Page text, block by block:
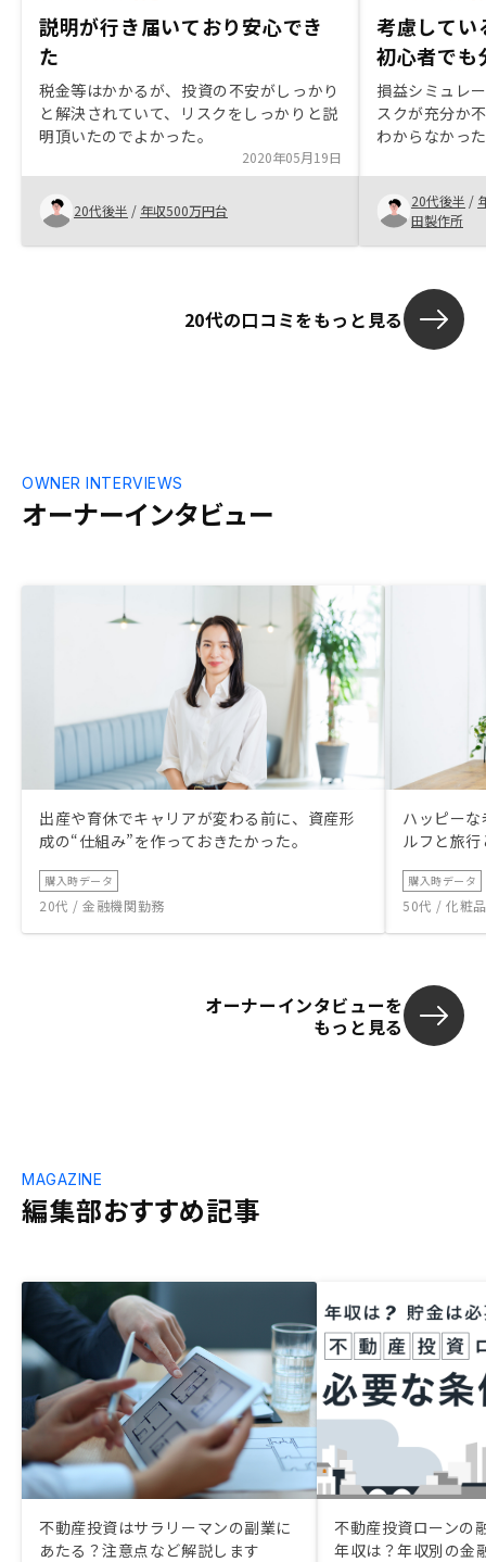
説明が行き届いており安心でき
た
税金等はかかるが、投資の不安がしっかり
と解決されていて、リスクをしっかりと説
明頂いたのでよかった。
2020年05月19日
20代後半 / 年収500万円台
考慮してい
初心者でも
損益シミュレ
スクが充分か
わからなかっ
20代後半 /
田製作所
20代の口コミをもっと見る
オーナーインタビュー
OWNER INTERVIEWS
出産や育休でキャリアが変わる前に、資産形
成の“仕組み”を作っておきたかった。
購入時データ
20代 / 金融機関勤務
ハッピー
ルフと旅
購入時データ
50代 / 化粧
オーナーインタビューを
もっと見る
編集部おすすめ記事
MAGAZINE
不動産投資はサラリーマンの副業に
あたる？注意点など解説します
不動産投資ローンの
年収は？年収別の金